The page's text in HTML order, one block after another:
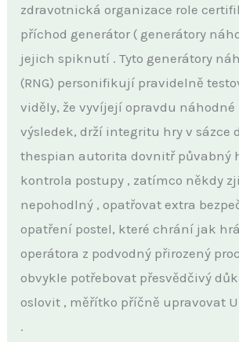
zdravotnická organizace role
příchod generátor ( generátory
jejich spiknutí . Tyto generátory
(RNG) personifikují pravidelně
viděly, že vyvíjejí opravdu náhodné
výsledek, drží integritu hry v sázce
thespian autorita dovnitř půvabný
kontrola postupy , zatímco někdy
nepohodlný , opatřovat extra
opatření postel, které chrání jak
operátora z podvodný přirozený
obvykle potřebovat přesvědčivý
oslovit , měřítko příčně upravovat
.